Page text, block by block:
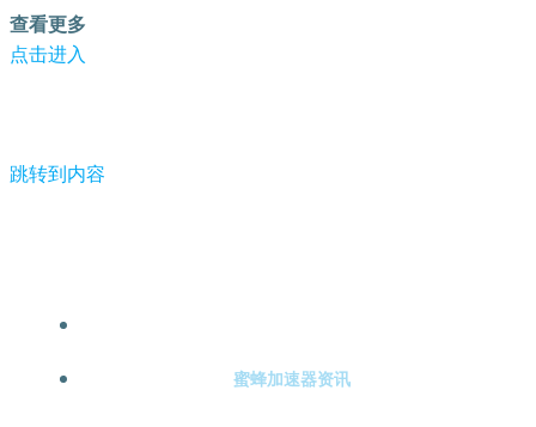
查看更多
点击进入
跳转到内容
蜜蜂加速器资讯